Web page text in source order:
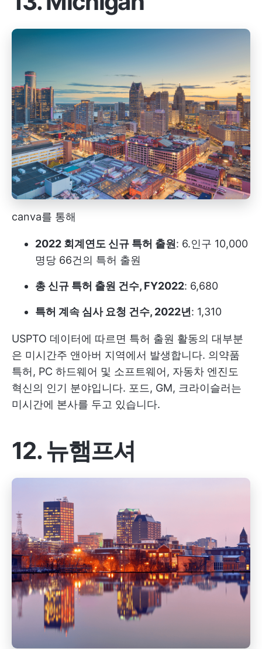
canva를 통해
2022 회계연도 신규 특허 출원: 6.인구 10,000
명당 66건의 특허 출원
총 신규 특허 출원 건수, FY2022: 6,680
특허 계속 심사 요청 건수, 2022년: 1,310
USPTO 데이터에 따르면 특허 출원 활동의 대부분
은 미시간주 앤아버 지역에서 발생합니다. 의약품
특허, PC 하드웨어 및 소프트웨어, 자동차 엔진도
혁신의 인기 분야입니다. 포드, GM, 크라이슬러는
미시간에 본사를 두고 있습니다.
12. 뉴햄프셔